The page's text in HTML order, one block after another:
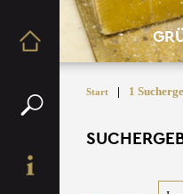
Start | 1